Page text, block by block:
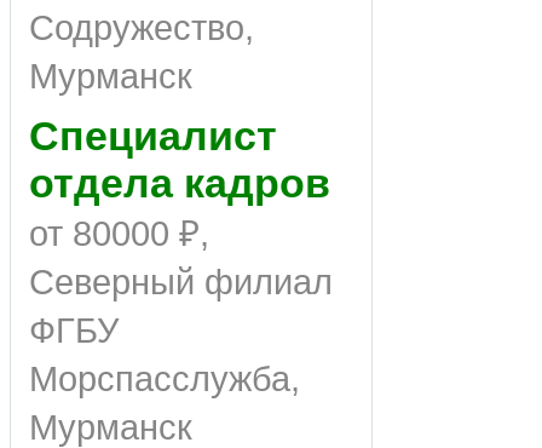
Содружество,
Мурманск
Специалист
отдела кадров
от 80000 ₽,
Северный филиал
ФГБУ
Морспасслужба,
Мурманск